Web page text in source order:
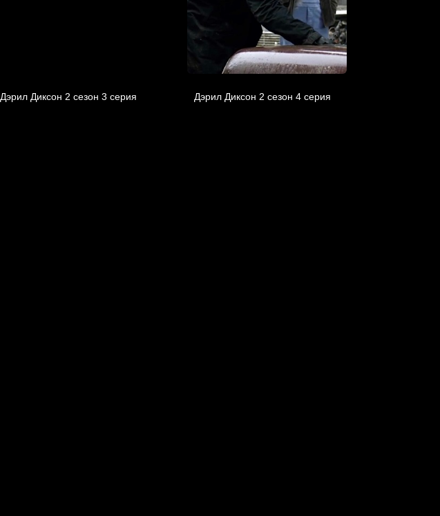
Дэрил Диксон 2 сезон 3 серия Дэрил Диксон 2 сезон 4 серия